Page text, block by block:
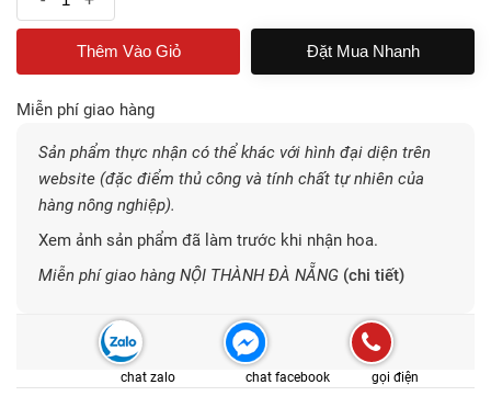
Đặt Mua Nhanh
Miễn phí giao hàng
Sản phẩm thực nhận có thể khác với hình đại diện trên
website (đặc điểm thủ công và tính chất tự nhiên của
hàng nông nghiệp).
Xem ảnh sản phẩm đã làm trước khi nhận hoa.
Miễn phí giao hàng NỘI THÀNH ĐÀ NẴNG (chi tiết)
chat zalo chat facebook gọi điện